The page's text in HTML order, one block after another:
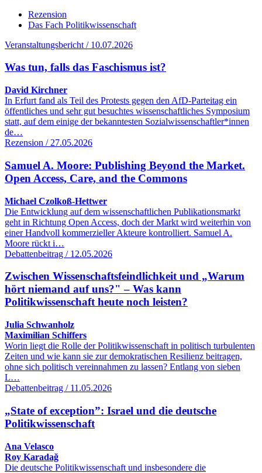
Rezension
Das Fach Politikwissenschaft
Veranstaltungsbericht / 10.07.2026
Was tun, falls das Faschismus ist?
David Kirchner
In Erfurt fand als Teil des Protests gegen den AfD-Parteitag ein
öffentliches und sehr gut besuchtes wissenschaftliches Symposium
statt, auf dem einige der bekanntesten Sozialwissenschaftler*innen
de…
Rezension / 27.05.2026
Samuel A. Moore: Publishing Beyond the Market.
Open Access, Care, and the Commons
Michael Czolkoß-Hettwer
Die Entwicklung auf dem wissenschaftlichen Publikationsmarkt
geht in Richtung Open Access, doch der Markt wird weiterhin von
einer Handvoll kommerzieller Akteure kontrolliert. Samuel A.
Moore rückt i…
Debattenbeitrag / 12.05.2026
Zwischen Wissenschaftsfeindlichkeit und „Warum
hört niemand auf uns?" – Was kann
Politikwissenschaft heute noch leisten?
Julia Schwanholz
Maximilian Schiffers
Worin liegt die Rolle der Politikwissenschaft in politisch turbulenten
Zeiten und wie kann sie zur demokratischen Resilienz beitragen,
ohne sich politisch vereinnahmen zu lassen? Entlang von sieben
L…
Debattenbeitrag / 11.05.2026
„State of exception”: Israel und die deutsche
Politikwissenschaft
Ana Velasco
Roy Karadağ
Die deutsche Politikwissenschaft und insbesondere die